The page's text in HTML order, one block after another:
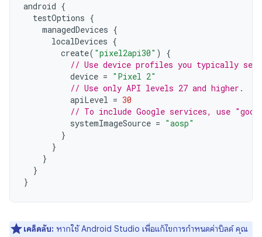
android {
testOptions {
managedDevices {
localDevices {
create( "pixel2api30" )
{
// Use device profiles you typically see
device = "Pixel 2"
// Use only API levels 27 and higher.
apiLevel = 30
// To include Google services, use
systemImageSource = "aosp"
}
}
}
}
}
เคล็ดลับ: หากใช้ Android Studio เพื่อแก้ไขการกำหนดค่าบิลด์ คุณ